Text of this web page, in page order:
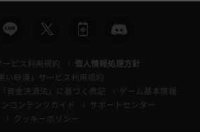
ービス利用規約
個人情報処理方針
黒い砂漠」サービス利用規約
資金決済法」に基づく表記
ゲーム基本情報
ンコンテンツガイド
サポートセンター
クッキーポリシー